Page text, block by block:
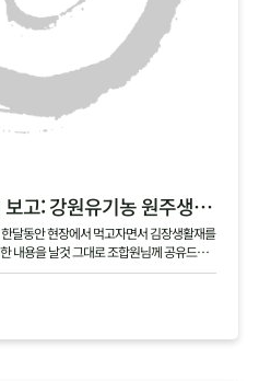
[두레생협 농상팀 특파원 보고: 강원유기농 원주생명농업 현장]
달동안 현장에서 먹고자면서 김장생활재를
내용을 날것 그대로 조합원님께 공유드립